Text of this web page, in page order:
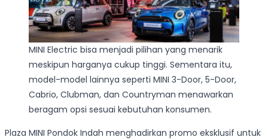
MINI Electric bisa menjadi pilihan yang menarik
meskipun harganya cukup tinggi. Sementara itu,
model-model lainnya seperti MINI 3-Door, 5-Door,
Cabrio, Clubman, dan Countryman menawarkan
beragam opsi sesuai kebutuhan konsumen.
Plaza MINI Pondok Indah menghadirkan promo eksklusif untuk